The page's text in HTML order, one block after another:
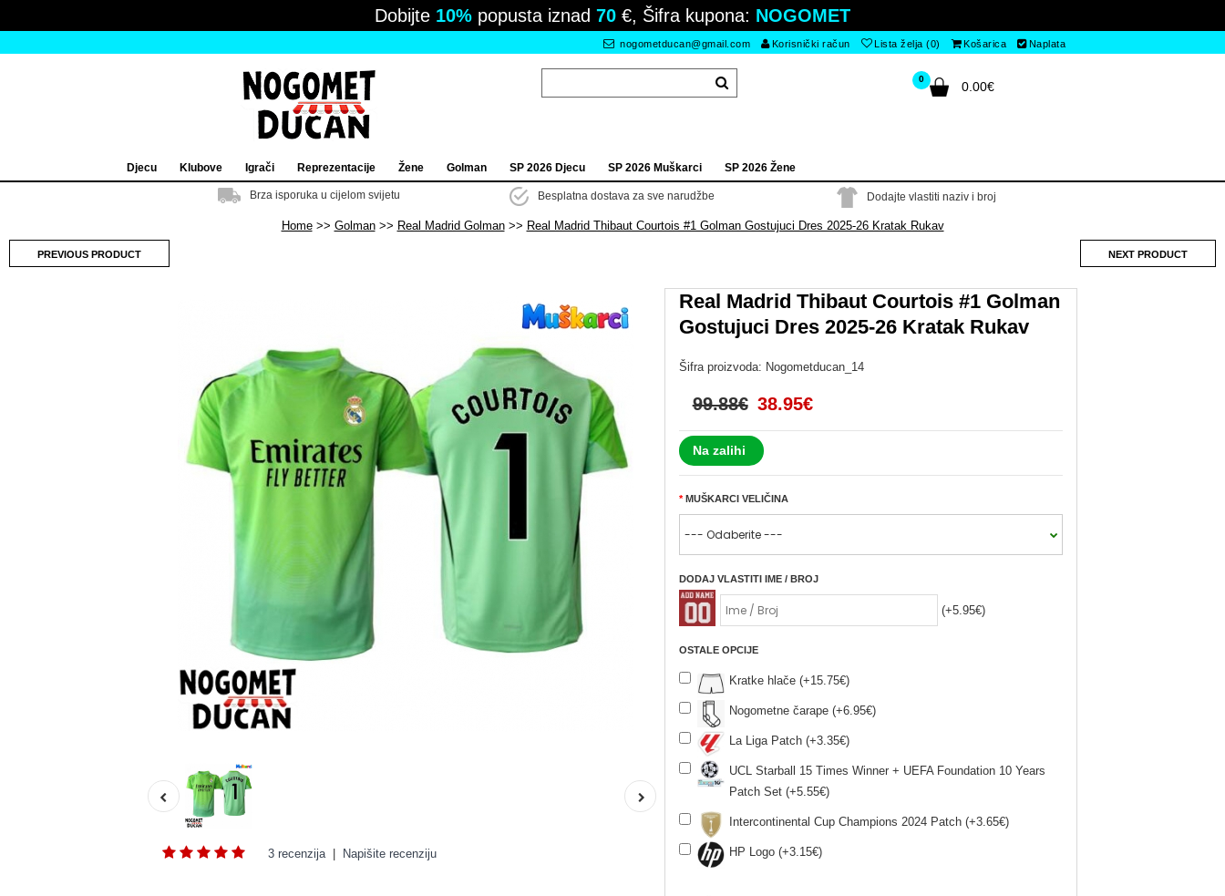
Dobijte 10% popusta iznad 70 €, Šifra kupona: NOGOMET
nogometducan@gmail.com Korisnički račun Lista želja (0) Košarica Naplata
0
0.00€
Djecu Klubove Igrači Reprezentacije Žene Golman SP 2026 Djecu SP 2026 Muškarci SP 2026 Žene
Brza isporuka u cijelom svijetu Besplatna dostava za sve narudžbe Dodajte vlastiti naziv i broj
Home Golman Real Madrid Golman Real Madrid Thibaut Courtois #1 Golman Gostujuci Dres 2025-26 Kratak Rukav
PREVIOUS PRODUCT NEXT PRODUCT
3 recenzija| Napišite recenziju
Real Madrid Thibaut Courtois #1 Golman
Gostujuci Dres 2025-26 Kratak Rukav
Šifra proizvoda: Nogometducan_14
99.88€ 38.95€
Na zalihi
MUŠKARCI VELIČINA
DODAJ VLASTITI IME / BROJ
(+5.95€)
OSTALE OPCIJE
Kratke hlače (+15.75€)
Nogometne čarape (+6.95€)
La Liga Patch (+3.35€)
UCL Starball 15 Times Winner + UEFA Foundation 10 Years
Patch Set (+5.55€)
Intercontinental Cup Champions 2024 Patch (+3.65€)
HP Logo (+3.15€)